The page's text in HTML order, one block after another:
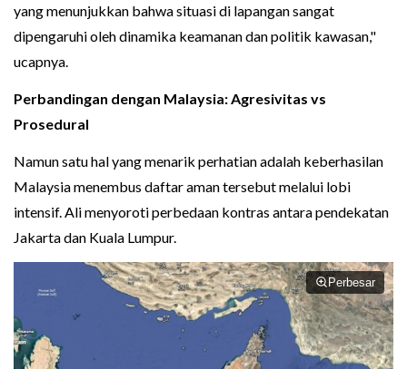
yang menunjukkan bahwa situasi di lapangan sangat
dipengaruhi oleh dinamika keamanan dan politik kawasan,"
ucapnya.
Perbandingan dengan Malaysia: Agresivitas vs
Prosedural
Namun satu hal yang menarik perhatian adalah keberhasilan
Malaysia menembus daftar aman tersebut melalui lobi
intensif. Ali menyoroti perbedaan kontras antara pendekatan
Jakarta dan Kuala Lumpur.
Perbesar